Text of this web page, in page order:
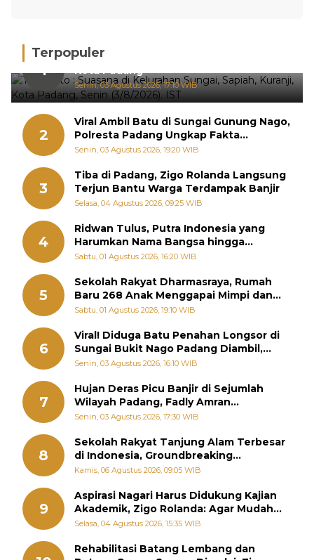
Terpopuler
1
Hujan Deras, 15 Titik Banjir Terdeteksi di
Kota Padang
Senin, 03 Agustus 2026, 17:10 WIB
2
Viral Ambil Batu di Sungai Gunung Nago,
Polresta Padang Ungkap Fakta
Sebenarnya
Senin, 03 Agustus 2026, 19:20 WIB
3
Tiba di Padang, Zigo Rolanda Langsung
Terjun Bantu Warga Terdampak Banjir
Selasa, 04 Agustus 2026, 09:25 WIB
4
Ridwan Tulus, Putra Indonesia yang
Harumkan Nama Bangsa hingga
Diabadikan dalam Buku Jepang
Sabtu, 01 Agustus 2026, 16:20 WIB
5
Sekolah Rakyat Dharmasraya, Rumah
Baru 268 Anak Menggapai Mimpi dan
Memutus Rantai Kemiskinan
Sabtu, 01 Agustus 2026, 19:10 WIB
6
Viral! Diduga Batu Penahan Longsor di
Sungai Bukit Nago Padang Diambil,
Warga Khawatir Bencana Terulang
Senin, 03 Agustus 2026, 16:10 WIB
7
Hujan Deras Picu Banjir di Sejumlah
Wilayah Padang, Fadly Amran
Perintahkan OPD Siaga
Senin, 03 Agustus 2026, 17:30 WIB
8
Sekolah Rakyat Tanjung Alam Terbesar
di Indonesia, Groundbreaking
September
Kamis, 06 Agustus 2026, 09:05 WIB
9
Aspirasi Nagari Harus Didukung Kajian
Akademik, Zigo Rolanda: Agar Mudah
Diperjuangkan di Kementerian
Selasa, 04 Agustus 2026, 15:35 WIB
Rehabilitasi Batang Lembang dan